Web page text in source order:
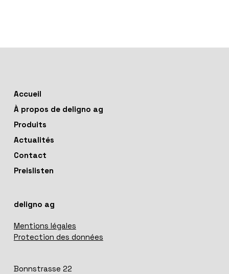
Accueil
À propos de deligno ag
Produits
Actualités
Contact
Preislisten
deligno ag
Mentions légales
Protection des données
Bonnstrasse 22